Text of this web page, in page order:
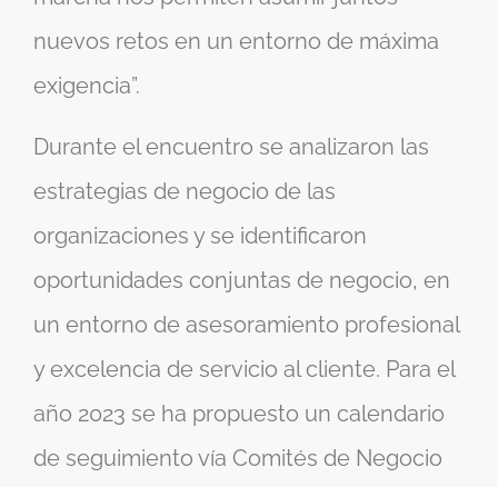
nuevos retos en un entorno de máxima
exigencia”.
Durante el encuentro se analizaron las
estrategias de negocio de las
organizaciones y se identificaron
oportunidades conjuntas de negocio, en
un entorno de asesoramiento profesional
y excelencia de servicio al cliente. Para el
año 2023 se ha propuesto un calendario
de seguimiento vía Comités de Negocio